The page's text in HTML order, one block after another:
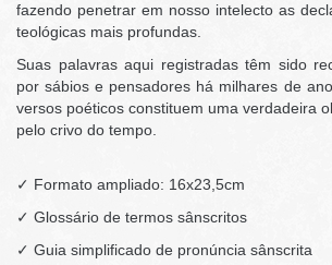
fazendo penetrar em nosso intelecto as
teológicas mais profundas.
Suas palavras aqui registradas têm sido
por sábios e pensadores há milhares de
versos poéticos constituem uma verdadeira
pelo crivo do tempo.
✓ Formato ampliado: 16x23,5cm
✓ Glossário de termos sânscritos
✓ Guia simplificado de pronúncia sânscrita